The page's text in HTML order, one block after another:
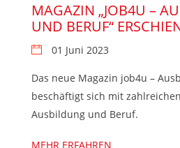
MAGAZIN „JOB4U –
UND BERUF“
01 Juni 2023
Das neue Magazin job4u –
beschäftigt sich mit
Ausbildung und Beruf.
MEHR ERFAHREN